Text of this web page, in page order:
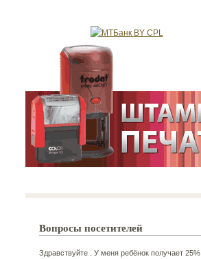
Вопросы посетителей
Здравствуйте . У меня ребёнок получает 25%